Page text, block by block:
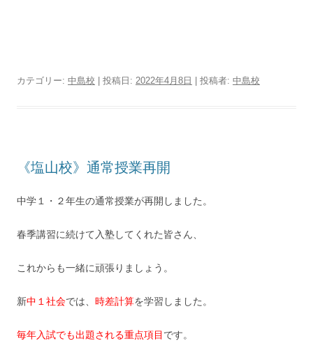
カテゴリー: 中島校 | 投稿日: 2022年4月8日 投稿者: 中島校
《塩山校》通常授業再開
中学１・２年生の通常授業が再開しました。
春季講習に続けて入塾してくれた皆さん、
これからも一緒に頑張りましょう。
新中１社会では、 時差計算を学習しました。
毎年入試でも出題される重点項目 です。